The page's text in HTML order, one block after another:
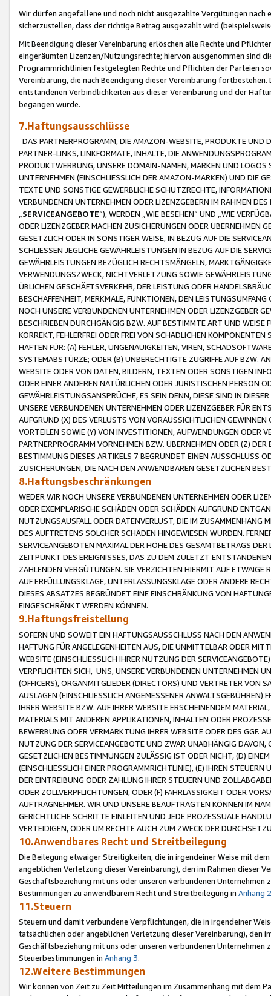
Wir dürfen angefallene und noch nicht ausgezahlte Vergütungen
sicherzustellen, dass der richtige Betrag ausgezahlt wird
Mit Beendigung dieser Vereinbarung erlöschen alle Rechte und
eingeräumten Lizenzen/Nutzungsrechte; hiervon ausgenommen sind
Programmrichtlinien festgelegten Rechte und Pflichten der Parteien
Vereinbarung, die nach Beendigung dieser Vereinbarung
entstandenen Verbindlichkeiten aus dieser Vereinbarung und der
begangen wurde.
7.Haftungsausschlüsse
DAS PARTNERPROGRAMM, DIE AMAZON-WEBSITE, PRODUKTE UND
PARTNER-LINKS, LINKFORMATE, INHALTE, DIE
PRODUKTWERBUNG, UNSERE DOMAIN-NAMEN, MARKEN UND
UNTERNEHMEN (EINSCHLIESSLICH DER AMAZON-MARKEN) UND DIE
TEXTE UND SONSTIGE GEWERBLICHE SCHUTZRECHTE,
VERBUNDENEN UNTERNEHMEN ODER LIZENZGEBERN IM RAHMEN
SERVICEANGEBOTE“), WERDEN „WIE BESEHEN“ UND „WIE
ODER LIZENZGEBER MACHEN ZUSICHERUNGEN ODER ÜBERNEHMEN
GESETZLICH ODER IN SONSTIGER WEISE, IN BEZUG AUF DIE
SCHLIESSEN JEGLICHE GEWÄHRLEISTUNGEN IN BEZUG AUF DIE
GEWÄHRLEISTUNGEN BEZÜGLICH RECHTSMÄNGELN,
VERWENDUNGSZWECK, NICHTVERLETZUNG SOWIE
ÜBLICHEN GESCHÄFTSVERKEHR, DER LEISTUNG ODER
BESCHAFFENHEIT, MERKMALE, FUNKTIONEN, DEN
NOCH UNSERE VERBUNDENEN UNTERNEHMEN ODER LIZENZGEBER
BESCHRIEBEN DURCHGÄNGIG BZW. AUF BESTIMMTE ART UND
KORREKT, FEHLERFREI ODER FREI VON SCHÄDLICHEN
HAFTEN FÜR: (A) FEHLER, UNGENAUIGKEITEN, VIREN,
SYSTEMABSTÜRZE; ODER (B) UNBERECHTIGTE ZUGRIFFE AUF BZW.
WEBSITE ODER VON DATEN, BILDERN, TEXTEN ODER SONSTIGEN
ODER EINER ANDEREN NATÜRLICHEN ODER JURISTISCHEN PERSON
GEWÄHRLEISTUNGSANSPRÜCHE, ES SEIN DENN, DIESE SIND IN
UNSERE VERBUNDENEN UNTERNEHMEN ODER LIZENZGEBER FÜR
AUFGRUND (X) DES VERLUSTS VON VORAUSSICHTLICHEN
VORTEILEN SOWIE (Y) VON INVESTITIONEN, AUFWENDUNGEN ODER
PARTNERPROGRAMM VORNEHMEN BZW. ÜBERNEHMEN ODER (Z)
BESTIMMUNG DIESES ARTIKELS 7 BEGRÜNDET EINEN AUSSCHLUSS
ZUSICHERUNGEN, DIE NACH DEN ANWENDBAREN GESETZLICHEN
8.Haftungsbeschränkungen
WEDER WIR NOCH UNSERE VERBUNDENEN UNTERNEHMEN ODER
ODER EXEMPLARISCHE SCHÄDEN ODER SCHÄDEN AUFGRUND
NUTZUNGSAUSFALL ODER DATENVERLUST, DIE IM ZUSAMMENHANG
DES AUFTRETENS SOLCHER SCHÄDEN HINGEWIESEN WURDEN.
SERVICEANGEBOTEN MAXIMAL DER HÖHE DES GESAMTBETRAGS
ZEITPUNKT DES EREIGNISSES, DAS ZU DEM ZULETZT
ZAHLENDEN VERGÜTUNGEN. SIE VERZICHTEN HIERMIT AUF
AUF ERFÜLLUNGSKLAGE, UNTERLASSUNGSKLAGE ODER ANDERE
DIESES ABSATZES BEGRÜNDET EINE EINSCHRÄNKUNG VON
EINGESCHRÄNKT WERDEN KÖNNEN.
9.Haftungsfreistellung
SOFERN UND SOWEIT EIN HAFTUNGSAUSSCHLUSS NACH DEN
HAFTUNG FÜR ANGELEGENHEITEN AUS, DIE UNMITTELBAR ODER
WEBSITE (EINSCHLIESSLICH IHRER NUTZUNG DER
VERPFLICHTEN SICH, UNS, UNSERE VERBUNDENEN UNTERNEHMEN
(OFFICERS), ORGANMITGLIEDER (DIRECTORS) UND VERTRETER VON
AUSLAGEN (EINSCHLIESSLICH ANGEMESSENER
IHRER WEBSITE BZW. AUF IHRER WEBSITE ERSCHEINENDEM
MATERIALS MIT ANDEREN APPLIKATIONEN, INHALTEN ODER
BEWERBUNG ODER VERMARKTUNG IHRER WEBSITE ODER DES GGF.
NUTZUNG DER SERVICEANGEBOTE UND ZWAR UNABHÄNGIG
GESETZLICHEN BESTIMMUNGEN ZULÄSSIG IST ODER NICHT, (D)
(EINSCHLIESSLICH EINER PROGRAMMRICHTLINIE), (E) IHREN
DER EINTREIBUNG ODER ZAHLUNG IHRER STEUERN UND
ODER ZOLLVERPFLICHTUNGEN, ODER (F) FAHRLÄSSIGKEIT ODER
AUFTRAGNEHMER. WIR UND UNSERE BEAUFTRAGTEN KÖNNEN IM
GERICHTLICHE SCHRITTE EINLEITEN UND JEDE PROZESSUALE
VERTEIDIGEN, ODER UM RECHTE AUCH ZUM ZWECK DER
10.Anwendbares Recht und Streitbeilegung
Die Beilegung etwaiger Streitigkeiten, die in irgendeiner Weise mit
angeblichen Verletzung dieser Vereinbarung), den im Rahmen dieser
Geschäftsbeziehung mit uns oder unseren verbundenen
Bestimmungen zu anwendbarem Recht und Streitbeilegung in Anhang 2
11.Steuern
Steuern und damit verbundene Verpflichtungen, die in irgendeiner
tatsächlichen oder angeblichen Verletzung dieser Vereinbarung), den
Geschäftsbeziehung mit uns oder unseren verbundenen
Steuerbestimmungen in Anhang 3.
12.Weitere Bestimmungen
Wir können von Zeit zu Zeit Mitteilungen im Zusammenhang mit dem